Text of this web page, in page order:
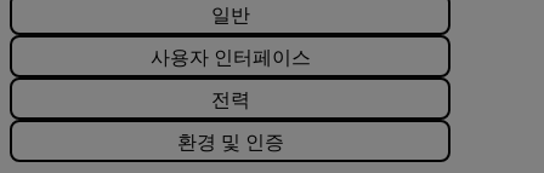
일반
사용자 인터페이스
전력
환경 및 인증